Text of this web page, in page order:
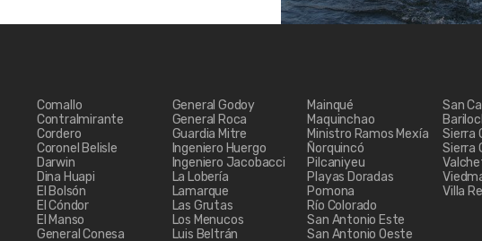
Comallo
Contralmirante
Cordero
Coronel Belisle
Darwin
Dina Huapi
El Bolsón
El Cóndor
El Manso
General Conesa
General Godoy
General Roca
Guardia Mitre
Ingeniero Huergo
Ingeniero Jacobacci
La Lobería
Lamarque
Las Grutas
Los Menucos
Luis Beltrán
Mainqué
Maquinchao
Ministro Ramos Mexía
Ñorquincó
Pilcaniyeu
Playas Doradas
Pomona
Río Colorado
San Antonio Este
San Antonio Oeste
San
Sierra
Sierra
Villa